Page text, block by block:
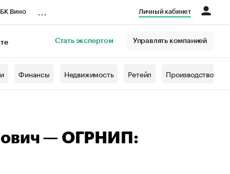
Вино Личный кабинет
Стать экспертом Управлять компанией
Финансы Недвижимость Ретейл Производство
— ОГРНИП: